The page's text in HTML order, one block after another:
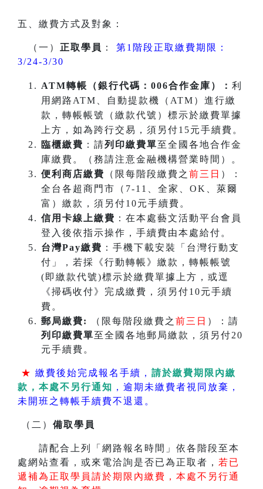
五、繳費方式及對象：
（一） 正取學員 ： 第1階段正取繳費期限：
3/24-3/30
ATM轉帳（銀行代碼：006合作金庫）： 利
用網路ATM、自動提款機（ATM）進行繳
款，轉帳帳號（繳款代號）標示於繳費單據
上方，如為跨行交易，須另付15元手續費。
臨櫃繳費 ：請列印繳費單至全國各地合作金
庫繳費。（務請注意金融機構營業時間）。
便利商店繳費
（限每階段繳費之 前三日 ）：
全台各超商門市（7-11、全家、OK、萊爾
富）繳款，須另付10元手續費。
信用卡線上繳費 ：在本處藝文活動平台會員
登入後依指示操作，手續費由本處給付。
台灣Pay繳費 ：手機下載安裝「台灣行動支
付」，若採《行動轉帳》繳款，轉帳帳號
(即繳款代號)標示於繳費單據上方，或逕
《掃碼收付》完成繳費，須另付10元手續
費。
郵局繳費:
（限每階段繳費之 前三日 ）：請
列印繳費單至全國各地郵局繳款，須另付20
元手續費。
★ 繳費後始完成報名手續， 請於繳費期限內繳
款，本處不另行通知 ，逾期未繳費者視同放棄，
未開班之轉帳手續費不退還。
（二） 備取學員
請配合上列「網路報名時間」依各階段至本
處網站查看，或來電洽詢是否已為正取者， 若已
遞補為正取學員請於期限內繳費，本處不另行通